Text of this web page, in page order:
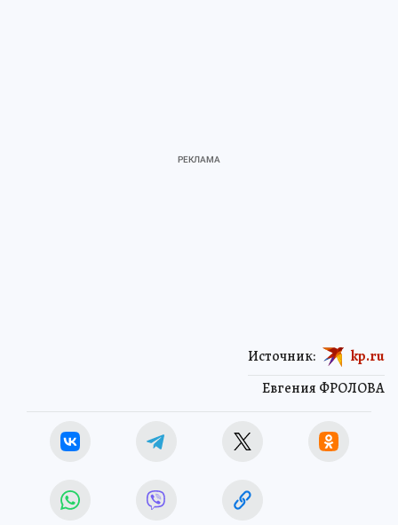
Евгения ФРОЛОВА
Источник: kp.ru